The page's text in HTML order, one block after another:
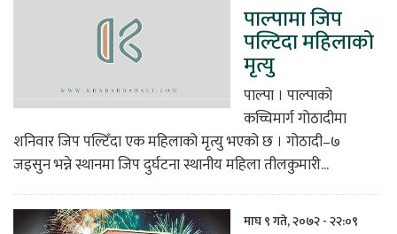
पाल्पामा जिप
पल्टिदा महिलाको
मृत्यु
पाल्पा । पाल्पाको
कच्चिमार्ग गोठादीमा
शनिवार जिप पल्टिँदा एक महिलाको मृत्यु भएको छ । गोठादी–७
जइसुन भन्ने स्थानमा जिप दुर्घटना स्थानीय महिला तीलकुमारी...
माघ ९ गते, २०७२ - २२:०९